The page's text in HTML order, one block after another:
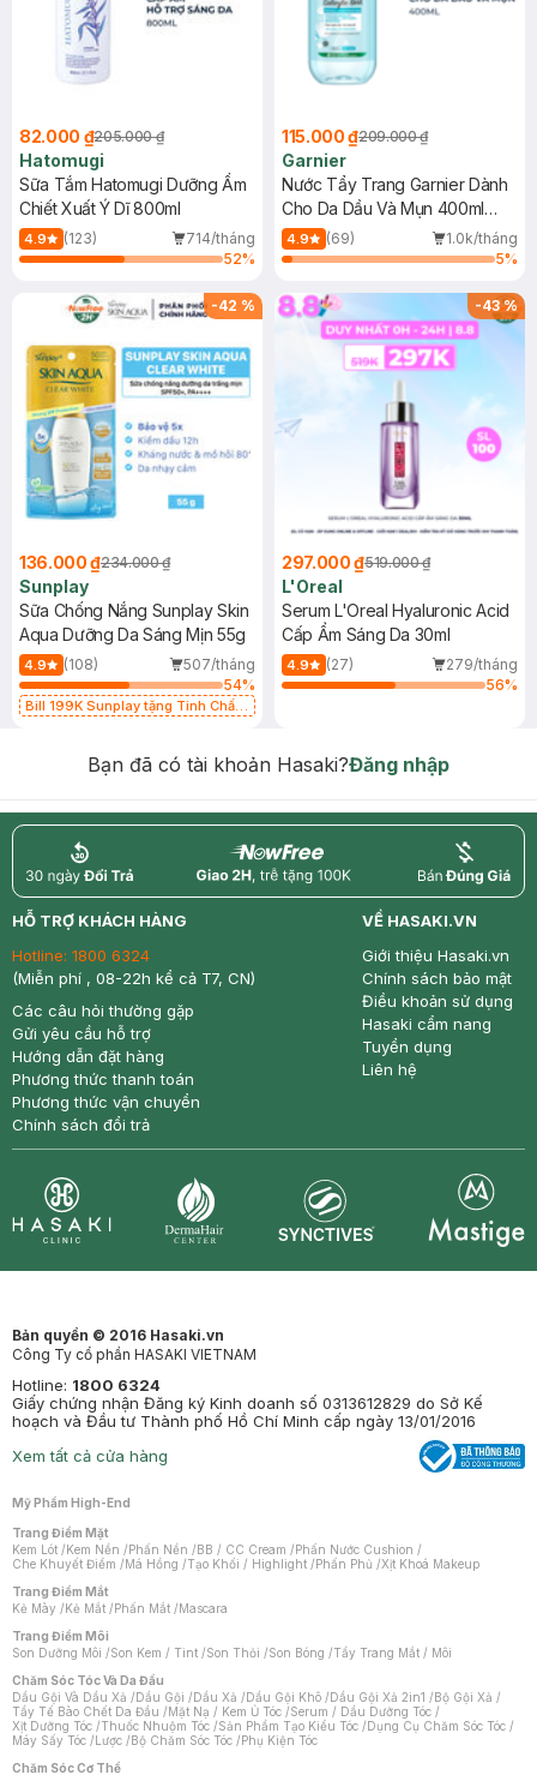
82.000 ₫205.000 ₫
Hatomugi
Sữa Tắm Hatomugi Dưỡng Ẩm
Chiết Xuất Ý Dĩ 800ml
4.9 (123)
714/tháng
52%
115.000 ₫209.000 ₫
Garnier
Nước Tẩy Trang Garnier Dành
Cho Da Dầu Và Mụn 400ml
(Mới)
4.9 (69)
1.0k/tháng
5%
-42 %
136.000 ₫234.000 ₫
Sunplay
Sữa Chống Nắng Sunplay Skin
Aqua Dưỡng Da Sáng Mịn 55g
4.9 (108)
507/tháng
54%
Bill 199K Sunplay tặng Tinh Chất
-43%
297.000 ₫519.000 ₫
L'Oreal
Serum L'Oreal Hyaluronic Acid
Cấp Ẩm Sáng Da 30ml
4.9 (27)
279/tháng
56%
Bạn đã có tài khoản Hasaki?Đăng nhập
return nowfree price
HỖ TRỢ KHÁCH HÀNG
Hotline: 1800 6324
(Miễn phí , 08-22h kể cả T7, CN)
Các câu hỏi thường gặp
Gửi yêu cầu hỗ trợ
Hướng dẫn đặt hàng
Phương thức thanh toán
Phương thức vận chuyển
Chính sách đổi trả
VỀ HASAKI.VN
Giới thiệu Hasaki.vn
Chính sách bảo mật
Điều khoản sử dụng
Hasaki cẩm nang
Tuyển dụng
Liên hệ
Bản quyền © 2016 Hasaki.vn
Công Ty cổ phần HASAKI VIETNAM
Hotline: 1800 6324
Giấy chứng nhận Đăng ký Kinh doanh số 0313612829 do Sở Kế
hoạch và Đầu tư Thành phố Hồ Chí Minh cấp ngày 13/01/2016
Xem tất cả cửa hàng
Mỹ Phẩm High-End
Trang Điểm Mặt
Kem Lót /Kem Nền /Phấn Nền /BB / CC Cream /Phấn Nước Cushion /
Che Khuyết Điểm /Má Hồng /Tạo Khối / Highlight /Phấn Phủ /Xịt Khoá Makeup
Trang Điểm Mắt
Kẻ Mày /Kẻ Mắt /Phấn Mắt /Mascara
Trang Điểm Môi
Son Dưỡng Môi /Son Kem / Tint /Son Thỏi /Son Bóng /Tẩy Trang Mắt / Môi
Chăm Sóc Tóc Và Da Đầu
Dầu Gội Và Dầu Xả /Dầu Gội /Dầu Xả /Dầu Gội Khô /Dầu Gội Xả 2in1 /Bộ Gội Xả /
Tẩy Tế Bào Chết Da Đầu /Mặt Nạ / Kem Ủ Tóc /Serum / Dầu Dưỡng Tóc /
Xịt Dưỡng Tóc /Thuốc Nhuộm Tóc /Sản Phẩm Tạo Kiểu Tóc /Dụng Cụ Chăm Sóc Tóc /
Máy Sấy Tóc /Lược /Bộ Chăm Sóc Tóc /Phụ Kiện Tóc
Chăm Sóc Cơ Thể